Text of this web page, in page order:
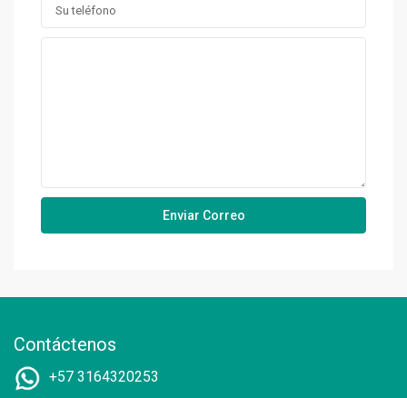
Contáctenos
+57 3164320253